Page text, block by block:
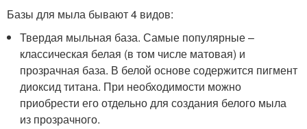
Базы для мыла бывают 4 видов:
Твердая мыльная база. Самые популярные –
классическая белая (в том числе матовая) и
прозрачная база. В белой основе содержится пигмент
диоксид титана. При необходимости можно
приобрести его отдельно для создания белого мыла
из прозрачного.